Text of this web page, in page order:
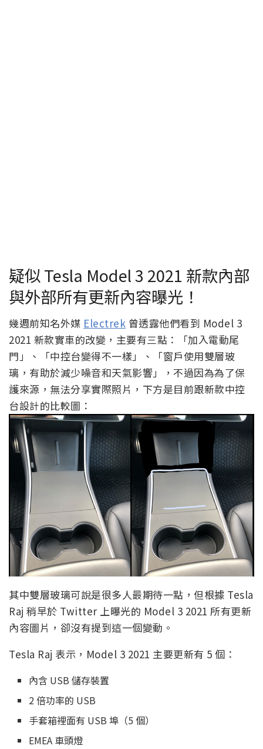
疑似 Tesla Model 3 2021 新款內部
與外部所有更新內容曝光！
幾週前知名外媒 Electrek 曾透露他們看到 Model 3
2021 新款實車的改變，主要有三點：「加入電動尾
門」、「中控台變得不一樣」、「窗戶使用雙層玻
璃，有助於減少噪音和天氣影響」，不過因為為了保
護來源，無法分享實際照片，下方是目前跟新款中控
台設計的比較圖：
其中雙層玻璃可說是很多人最期待一點，但根據 Tesla
Raj 稍早於 Twitter 上曝光的 Model 3 2021 所有更新
內容圖片，卻沒有提到這一個變動。
Tesla Raj 表示，Model 3 2021 主要更新有 5 個：
內含 USB 儲存裝置
2 倍功率的 USB
手套箱裡面有 USB 埠（5 個）
EMEA 車頭燈